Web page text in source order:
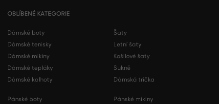
OBLÍBENÉ KATEGORIE
Dámské boty
Dámské tenisky
Dámské mikiny
Dámské tepláky
Dámské kalhoty
Šaty
Letní šaty
Košilové šaty
Sukně
Dámská trička
Pánské boty
Pánské mikiny